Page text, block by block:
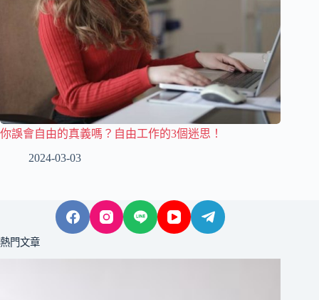
你誤會自由的真義嗎？自由工作的3個迷思！
2024-03-03
熱門文章